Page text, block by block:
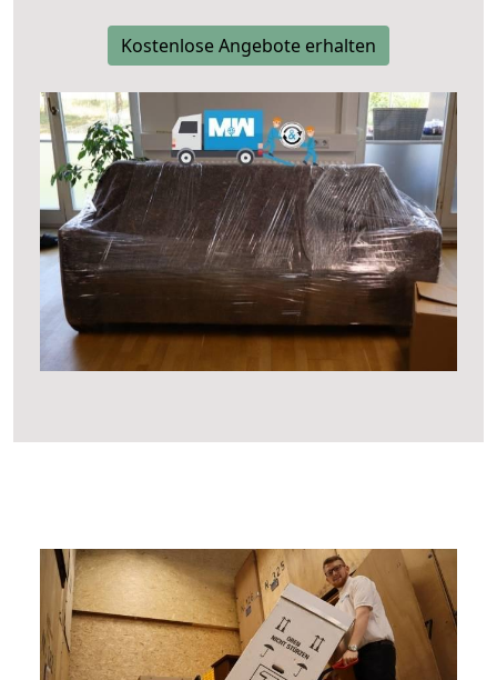
Kostenlose Angebote erhalten